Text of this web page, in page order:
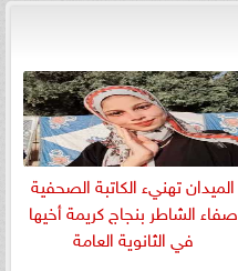
الميدان تهنيء الكاتبة الصحفية
صفاء الشاطر بنجاج كريمة أخيها
في الثانوية العامة